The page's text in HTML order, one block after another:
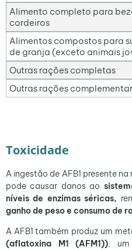
Alimento completo para
cordeiros
Alimentos compostos para
de granja (exceto animais
Outras rações completas
Outras rações
Toxicidade
A ingestão de AFB1 presente
pode causar danos ao
níveis de enzimas séricas,
ganho de peso e consumo de
A AFB1 também produz um
(aflatoxina M1 (AFM1)), um